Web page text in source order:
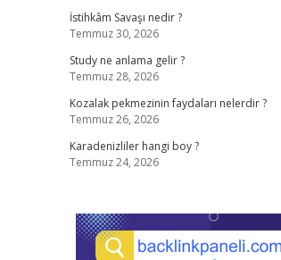
İstihkâm Savaşı nedir ?
Temmuz 30, 2026
Study ne anlama gelir ?
Temmuz 28, 2026
Kozalak pekmezinin faydaları nelerdir ?
Temmuz 26, 2026
Karadenizliler hangi boy ?
Temmuz 24, 2026